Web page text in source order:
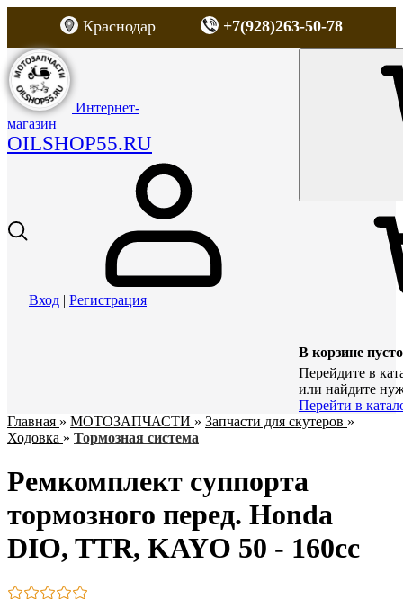
Краснодар +7(928)263-50-78
Интернет-
магазин
OILSHOP55.RU
Вход | Регистрация
В корзине пусто
Перейдите в
или найдите
Перейти в
Главная » МОТОЗАПЧАСТИ » Запчасти для скутеров »
Ходовка » Тормозная система
Ремкомплект суппорта
тормозного перед. Honda
DIO, TTR, KAYO 50 - 160cc